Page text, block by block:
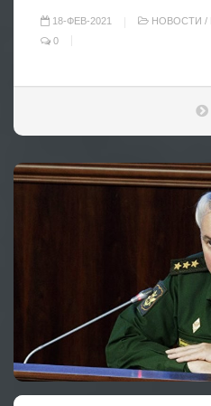
18-ФЕВ-2021 НОВОСТИ /
0